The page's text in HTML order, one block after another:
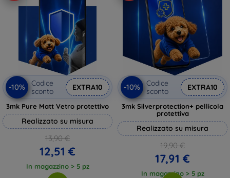
-10%
Codice
sconto
EXTRA10
3mk Pure Matt Vetro protettivo
Realizzato su misura
13,90 €
12,51 €
In magazzino > 5 pz
-10%
Codice
sconto
EXTRA10
3mk Silverprotection+ pellicola
protettiva
Realizzato su misura
19,90 €
17,91 €
In magazzino > 5 pz